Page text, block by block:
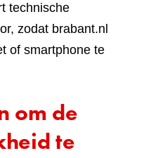
technische
zodat brabant.nl
of smartphone te
om de
te